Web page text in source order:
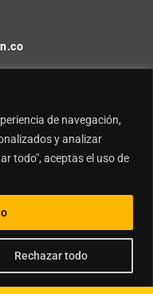
de navegación,
y analizar
todo", aceptas el uso de
Rechazar todo
- Colombia
e Inteligencia Artificial